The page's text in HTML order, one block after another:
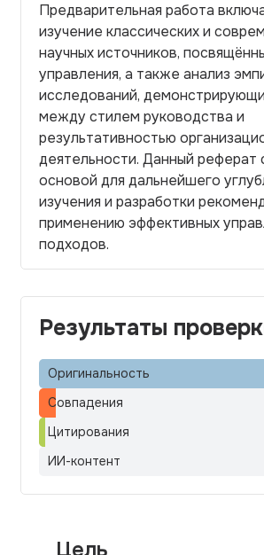
Предварительная работа
изучение классических и
научных источников,
управления, а также анализ
исследований,
между стилем руководства и
результативностью
деятельности. Данный реферат
основой для дальнейшего
изучения и разработки
применению эффективных
подходов.
Результаты
Оригинальность
Совпадения
Цитирования
ИИ-контент
Цель